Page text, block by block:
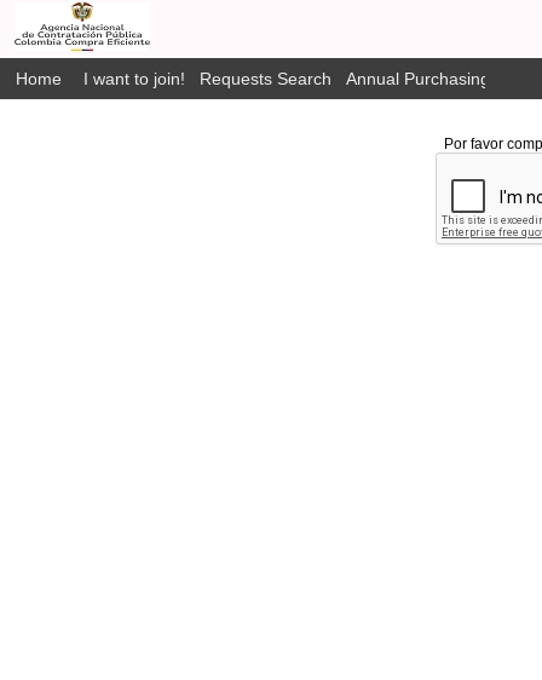
Home I want to join! Requests Search Annual Purchasing Plan
Por favor